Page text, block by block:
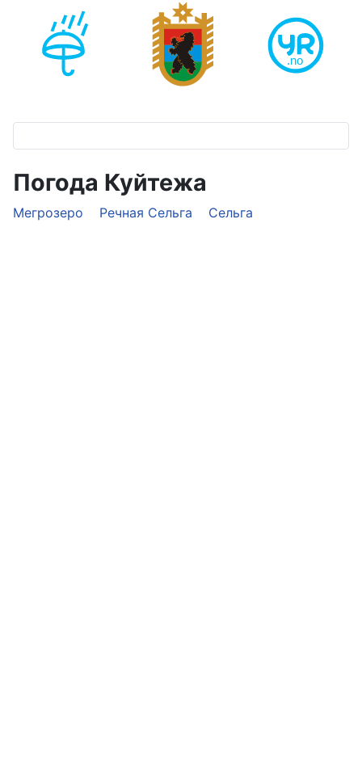
Погода Куйтежа
Мегрозеро Речная Сельга Сельга